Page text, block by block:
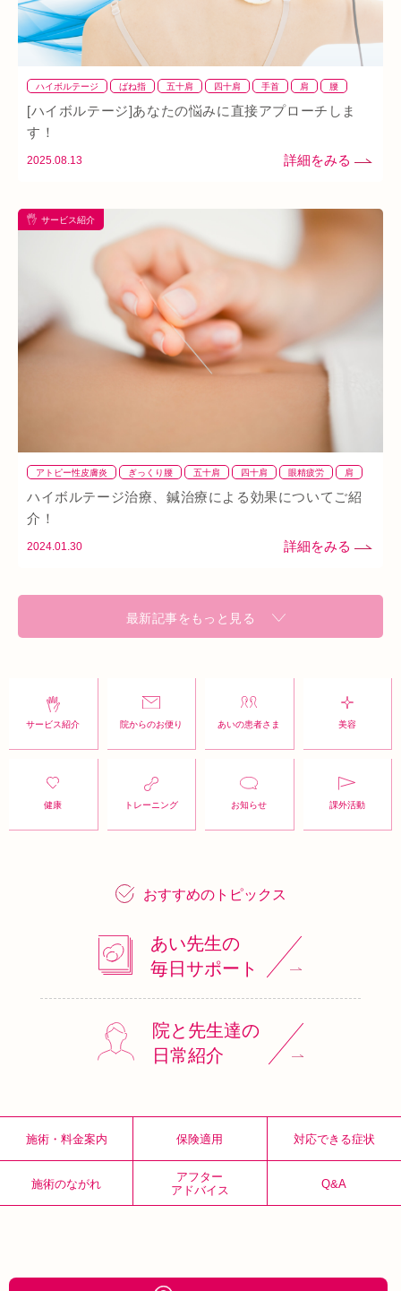
ハイボルテージ ばね指 五十肩 四十肩 手首 肩
腰
[ハイボルテージ]あなたの悩みに直接アプローチしま
す！
2025.08.13
サービス紹介
アトピー性皮膚炎 ぎっくり腰 五十肩 四十肩 眼精疲労
肩
鍼灸
ハイボルテージ治療、鍼治療による効果についてご紹
介！
2024.01.30
最新記事をもっと見る
サービス紹介 院からのお便り あいの患者さま 美容
健康 トレーニング お知らせ 課外活動
おすすめのトピックス
あい先生の
毎日サポート
院と先生達の
日常紹介
施術・料金案内 保険適用 対応できる症状
施術のながれ アフター
アドバイス Q&A